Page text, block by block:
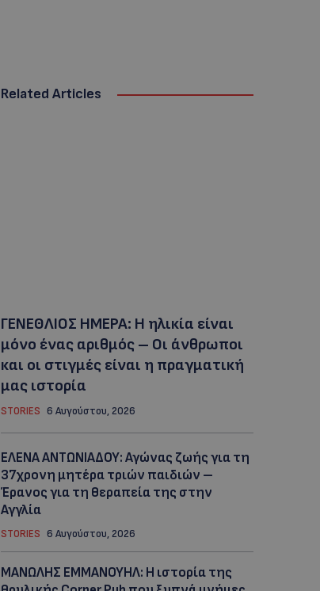
Related Articles
ΓΕΝΕΘΛΙΟΣ ΗΜΕΡΑ: Η ηλικία είναι
μόνο ένας αριθμός – Οι άνθρωποι
και οι στιγμές είναι η πραγματική
μας ιστορία
STORIES 6 Αυγούστου, 2026
ΕΛΕΝΑ ΑΝΤΩΝΙΑΔΟΥ: Αγώνας ζωής για τη
37χρονη μητέρα τριών παιδιών –
Έρανος για τη θεραπεία της στην
Αγγλία
STORIES 6 Αυγούστου, 2026
ΜΑΝΩΛΗΣ ΕΜΜΑΝΟΥΗΛ: Η ιστορία της